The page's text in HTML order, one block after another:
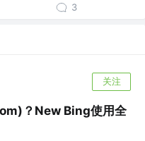
3
关注
？New Bing使用全